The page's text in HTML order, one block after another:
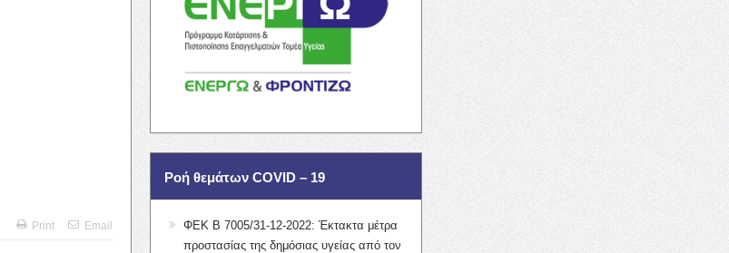
Print Email
Ροή θεμάτων COVID – 19
ΦΕΚ Β 7005/31-12-2022: Έκτακτα μέτρα
προστασίας της δημόσιας υγείας από τον